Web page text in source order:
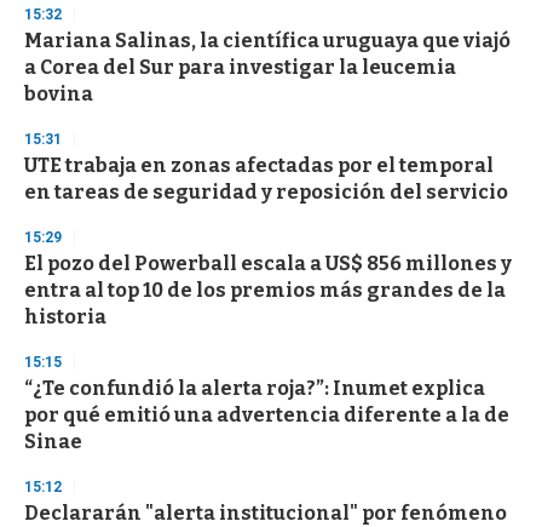
s
e
c
o
n
15:32
Mariana Salinas, la científica uruguaya que viajó
a Corea del Sur para investigar la leucemia
bovina
15:31
UTE trabaja en zonas afectadas por el temporal
en tareas de seguridad y reposición del servicio
15:29
El pozo del Powerball escala a US$ 856 millones y
entra al top 10 de los premios más grandes de la
historia
15:15
“¿Te confundió la alerta roja?”: Inumet explica
por qué emitió una advertencia diferente a la de
Sinae
15:12
Declararán "alerta institucional" por fenómeno